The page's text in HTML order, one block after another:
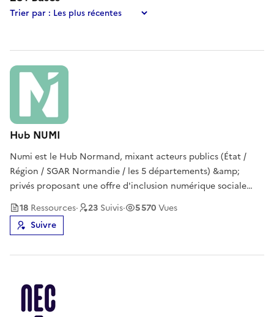
Trier par :
Hub NUMI
Numi est le Hub Normand, mixant acteurs publics (État /
Région / SGAR Normandie / les 5 départements) &amp;
privés proposant une offre d'inclusion numérique sociale
solidaire. L'objectif ? S'appuyer sur des acteurs de terrains
locaux pour proposer une offre de service hybride. Conçu et
pensé pour s'
18 Ressources· 23 Suivis· 5 570Vues
Suivre